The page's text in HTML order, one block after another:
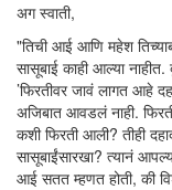
अग स्वाती,
"तिची आई आणि महेश
सासूबाई काही आल्या
’फिरतीवर जावं लागत आहे
अजिबात आवडलं नाही.
कशी फिरती आली? तीही
सासूबाईंसारखा? त्यानं
आई सतत म्हणत होती, की